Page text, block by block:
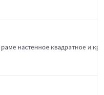
настенное квадратное и